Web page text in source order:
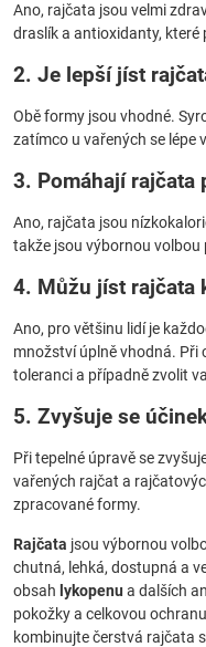
Ano, rajčata jsou velmi
draslík a antioxidanty, které
2. Je lepší jíst
Obě formy jsou vhodné.
zatímco u vařených se lépe
3. Pomáhají rajčata
Ano, rajčata jsou
takže jsou výbornou
4. Můžu jíst rajčata
Ano, pro většinu lidí je
množství úplně vhodná. Při
toleranci a případně zvolit
5. Zvyšuje se
Při tepelné úpravě se
vařených rajčat a
zpracované formy.
Rajčata jsou výbornou
chutná, lehká, dostupná a
obsah lykopenu a dalších
pokožky a celkovou
kombinujte čerstvá rajčata